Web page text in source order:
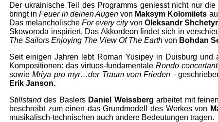
Der ukrainische Teil des Programms geniesst nicht nur
bringt inFeuer in deinen Augenvon Maksym Kolomiiets
Das melancholische For every cityvon Oleksandr
Skoworoda inspiriert. Das Akkordeon findet sich in
The Sailors Enjoying The View Of The Earth von Bohdan
Seit einigen Jahren lebt Roman Yusipey in Duisburg und
Kompositionen: das virtuos-fundamentale Rondo
sowieMriya pro myr…der Traum vom Frieden -
Erik Janson.
Stillstanddes Baslers Daniel Weissberg arbeitet mit
beschreibt zum einen das Grundmodell des Werkes von
musikalisch-technischen auch andere Bedeutungen tragen.